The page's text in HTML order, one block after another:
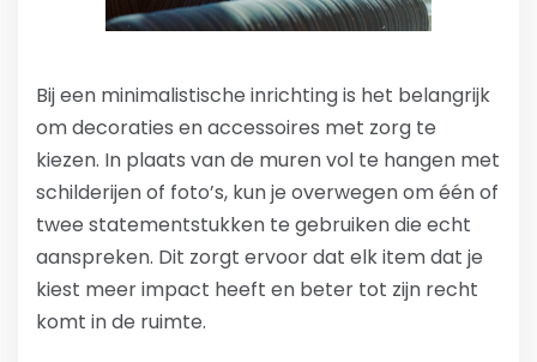
Bij een minimalistische inrichting is het belangrijk
om decoraties en accessoires met zorg te
kiezen. In plaats van de muren vol te hangen met
schilderijen of foto’s, kun je overwegen om één of
twee statementstukken te gebruiken die echt
aanspreken. Dit zorgt ervoor dat elk item dat je
kiest meer impact heeft en beter tot zijn recht
komt in de ruimte.